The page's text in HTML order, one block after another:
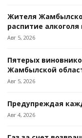
Жителя
распитие алкоголя
Авг 5, 2026
Пятерых
Жамбылской
Авг 5, 2026
Предупреждая
Авг 4, 2026